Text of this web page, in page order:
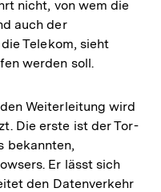
nicht, von wem die
auch der
Telekom, sieht
werden soll.
Weiterleitung wird
Die erste ist der Tor-
bekannten,
Er lässt sich
den Datenverkehr